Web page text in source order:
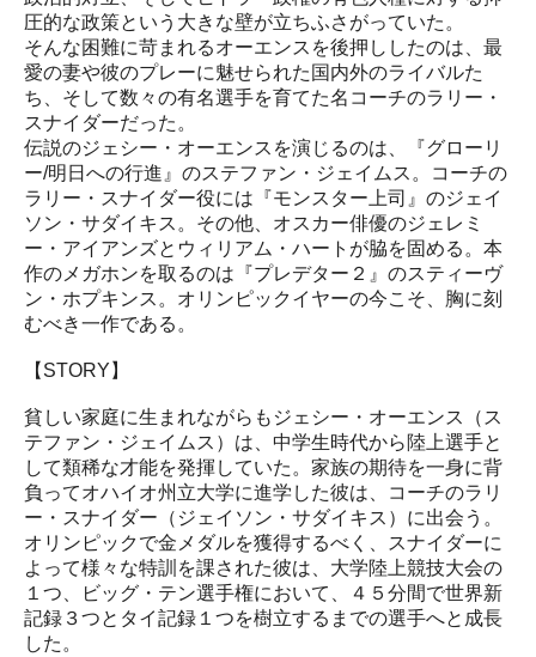
圧的な政策という大きな壁が立ちふさがっていた。
そんな困難に苛まれるオーエンスを後押ししたのは、最
愛の妻や彼のプレーに魅せられた国内外のライバルた
ち、そして数々の有名選手を育てた名コーチのラリー・
スナイダーだった。
伝説のジェシー・オーエンスを演じるのは、『グローリ
ー/明日への行進』のステファン・ジェイムス。コーチの
ラリー・スナイダー役には『モンスター上司』のジェイ
ソン・サダイキス。その他、オスカー俳優のジェレミ
ー・アイアンズとウィリアム・ハートが脇を固める。本
作のメガホンを取るのは『プレデター２』のスティーヴ
ン・ホプキンス。オリンピックイヤーの今こそ、胸に刻
むべき一作である。
【STORY】
貧しい家庭に生まれながらもジェシー・オーエンス（ス
テファン・ジェイムス）は、中学生時代から陸上選手と
して類稀な才能を発揮していた。家族の期待を一身に背
負ってオハイオ州立大学に進学した彼は、コーチのラリ
ー・スナイダー（ジェイソン・サダイキス）に出会う。
オリンピックで金メダルを獲得するべく、スナイダーに
よって様々な特訓を課された彼は、大学陸上競技大会の
１つ、ビッグ・テン選手権において、４５分間で世界新
記録３つとタイ記録１つを樹立するまでの選手へと成長
した。